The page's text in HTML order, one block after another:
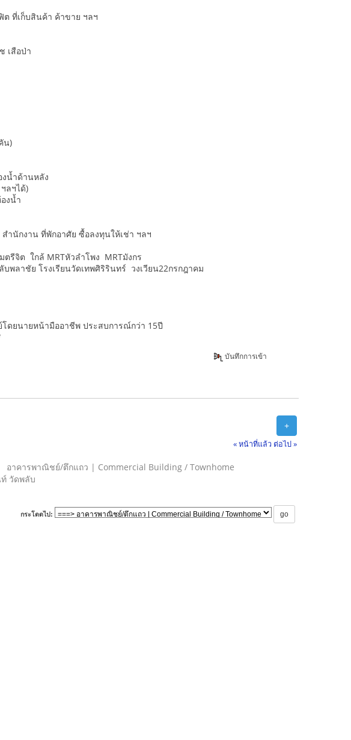
ต ที่เก็บสินค้า ค้าขาย ฯลฯ
เสือป่า
น)
น้ำด้านหลัง
ลฯได้)
งน้ำ
ำนักงาน ที่พักอาศัย ซื้อลงทุนให้เช่า ฯลฯ
รีจิต ใกล้ MRTหัวลำโพง MRTมังกร
พลาชัย โรงเรียนวัดเทพศิริรินทร์ วงเวียน22กรกฎาคม
ดยนายหน้ามืออาชีพ ประสบการณ์กว่า 15ปี
บันทึกการเข้า
+
« หน้าที่แล้ว ต่อไป »
อาคารพาณิชย์/ตึกแถว | Commercial Building / Townhome
ท์ วัดพลับ
กระโดดไป: